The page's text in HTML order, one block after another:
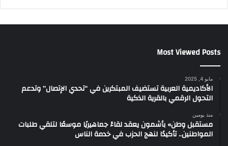
Most Viewed Posts
مايو 4, 2025
الأكاديمية العربية تستضيف المبتكرين في “تحدي الإتصال” وتدعم
التحول الرقمي بالقرية الذكية
منذ يومين
مستقبل وطن» بأشمون يعقد لقاءً جماهيريًا موسعًا لتلقي طلبات
المواطنين.. تأكيدًا لنهج الحزب في خدمة الناس